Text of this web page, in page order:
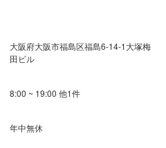
大阪府大阪市福島区福島6-14-1大塚梅
田ビル
8:00 ~ 19:00 他1件
年中無休